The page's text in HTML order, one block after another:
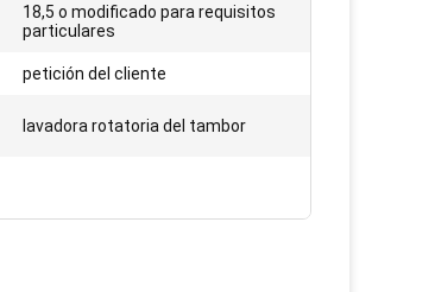
18,5 o modificado para requisitos
particulares
petición del cliente
lavadora rotatoria del tambor